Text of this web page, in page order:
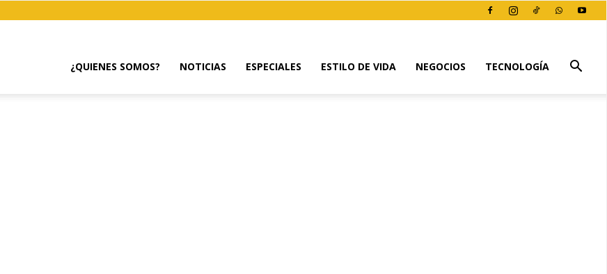
¿QUIENES SOMOS? NOTICIAS ESPECIALES ESTILO DE VIDA NEGOCIOS TECNOLOGÍA